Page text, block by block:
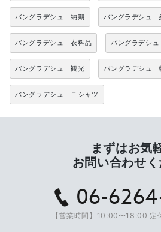
バングラデシュ 納期 バングラデシュ
バングラデシュ 衣料品 バングラデシ
バングラデシュ 観光 バングラデシュ
バングラデシュ Ｔシャツ
まずはお気
お問い合わせ
06-
【営業時間】10:00〜18:00 定